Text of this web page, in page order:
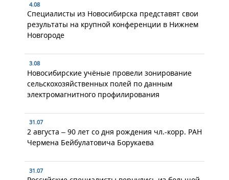
4.08
Специалисты из Новосибирска представят свои
результаты на крупной конференции в Нижнем
Новгороде
3.08
Новосибирские учёные провели зонирование
сельскохозяйственных полей по данным
электромагнитного профилирования
31.07
2 августа – 90 лет со дня рождения чл.-корр. РАН
Чермена Бейбулатовича Борукаева
31.07